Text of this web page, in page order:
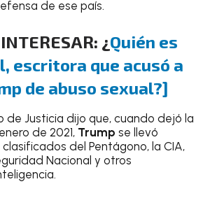
de ese país.
¿Quién es
escritora que acusó a
de abuso sexual?]
de Justicia dijo que, cuando dejó la
de 2021, Trump se llevó
del Pentágono, la CIA,
Nacional y otros